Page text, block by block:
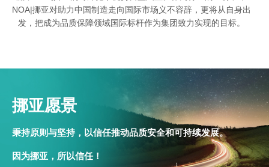
NOA|挪亚对助力中国制造走向国际市场义不容辞，更将从自身出
发，把成为品质保障领域国际标杆作为集团致力实现的目标。
挪亚愿景
秉持原则与坚持，以信任推动品质安全和可持续发展。
因为挪亚，所以信任！